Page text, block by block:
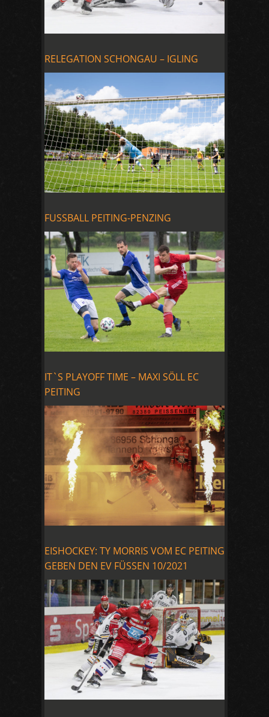
RELEGATION SCHONGAU – IGLING
FUSSBALL PEITING-PENZING
IT`S PLAYOFF TIME – MAXI SÖLL EC
PEITING
EISHOCKEY: TY MORRIS VOM EC PEITING
GEBEN DEN EV FÜSSEN 10/2021